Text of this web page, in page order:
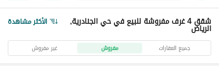
شقق 4 غرف مفروشة للبيع في حي الجنادرية, الرياض الأكثر مشاهدة
جميع العقارات مفروش غير مفروش